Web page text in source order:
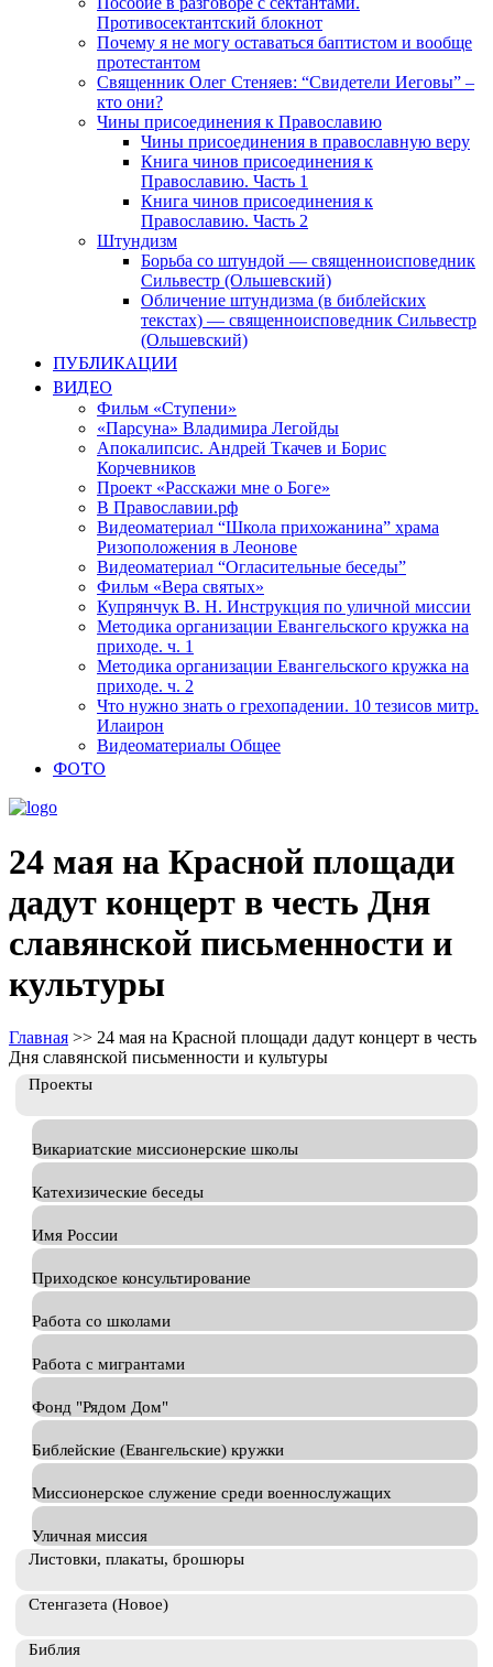
Противосектантский блокнот
Почему я не могу оставаться баптистом и вообще
протестантом
Священник Олег Стеняев: “Свидетели Иеговы” –
кто они?
Чины присоединения к Православию
Чины присоединения в православную веру
Книга чинов присоединения к
Православию. Часть 1
Книга чинов присоединения к
Православию. Часть 2
Штундизм
Борьба со штундой — священноисповедник
Сильвестр (Ольшевский)
Обличение штундизма (в библейских
текстах) — священноисповедник Сильвестр
(Ольшевский)
ПУБЛИКАЦИИ
ВИДЕО
Фильм «Ступени»
«Парсуна» Владимира Легойды
Апокалипсис. Андрей Ткачев и Борис
Корчевников
Проект «Расскажи мне о Боге»
В Православии.рф
Видеоматериал “Школа прихожанина” храма
Ризоположения в Леонове
Видеоматериал “Огласительные беседы”
Фильм «Вера святых»
Купрянчук В. Н. Инструкция по уличной миссии
Методика организации Евангельского кружка на
приходе. ч. 1
Методика организации Евангельского кружка на
приходе. ч. 2
Что нужно знать о грехопадении. 10 тезисов митр.
Илаирон
Видеоматериалы Общее
ФОТО
24 мая на Красной площади
дадут концерт в честь Дня
славянской письменности и
культуры
Главная >> 24 мая на Красной площади дадут концерт в честь
Дня славянской письменности и культуры
Проекты
Викариатские миссионерские школы
Катехизические беседы
Имя России
Приходское консультирование
Работа со школами
Работа с мигрантами
Фонд "Рядом Дом"
Библейские (Евангельские) кружки
Миссионерское служение среди военнослужащих
Уличная миссия
Листовки, плакаты, брошюры
Стенгазета (Новое)
Библия